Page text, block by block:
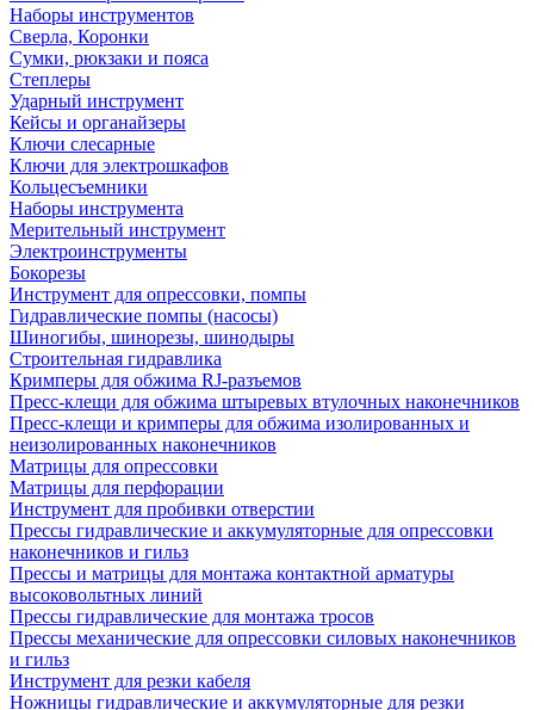
Наборы инструментов
Сверла, Коронки
Сумки, рюкзаки и пояса
Степлеры
Ударный инструмент
Кейсы и органайзеры
Ключи слесарные
Ключи для электрошкафов
Кольцесъемники
Наборы инструмента
Мерительный инструмент
Электроинструменты
Бокорезы
Инструмент для опрессовки, помпы
Гидравлические помпы (насосы)
Шиногибы, шинорезы, шинодыры
Строительная гидравлика
Кримперы для обжима RJ-разъемов
Пресс-клещи для обжима штыревых втулочных наконечников
Пресс-клещи и кримперы для обжима изолированных и
неизолированных наконечников
Матрицы для опрессовки
Матрицы для перфорации
Инструмент для пробивки отверстии
Прессы гидравлические и аккумуляторные для опрессовки
наконечников и гильз
Прессы и матрицы для монтажа контактной арматуры
высоковольтных линий
Прессы гидравлические для монтажа тросов
Прессы механические для опрессовки силовых наконечников
и гильз
Инструмент для резки кабеля
Ножницы гидравлические и аккумуляторные для резки